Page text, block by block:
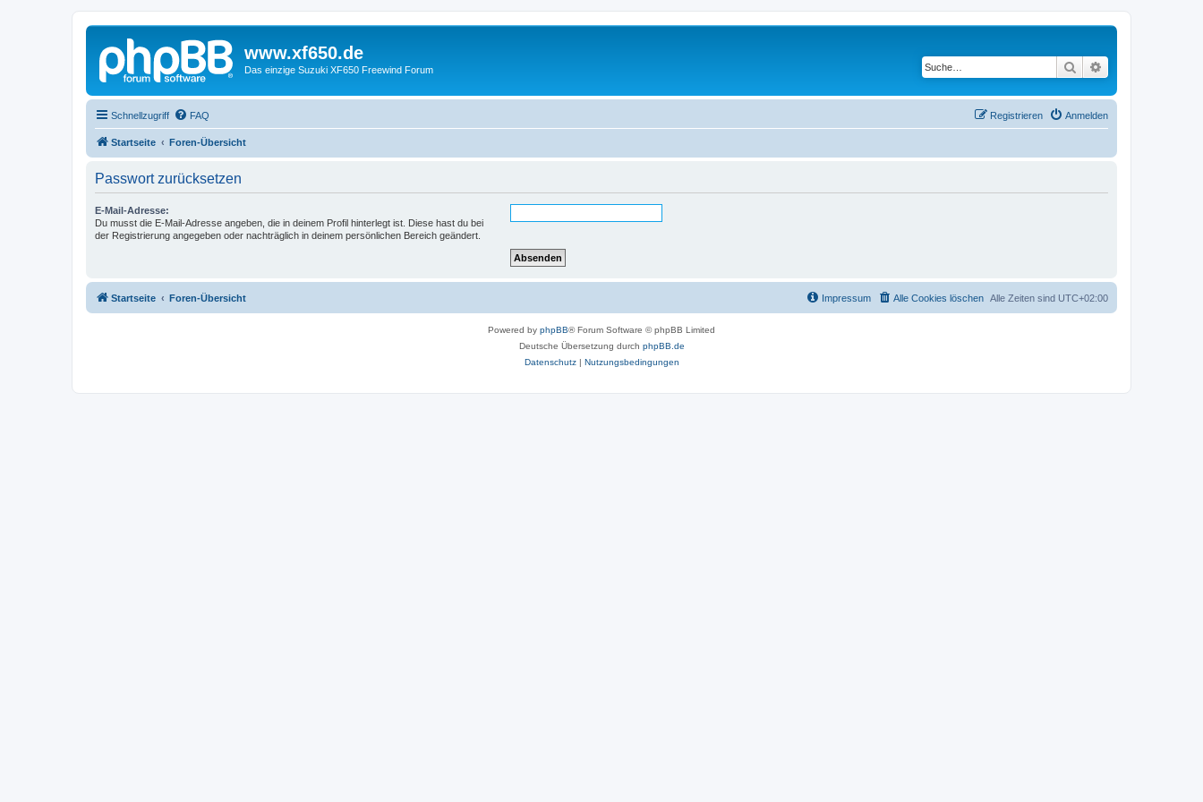
www.xf650.de
Das einzige Suzuki XF650 Freewind Forum Suche
Schnellzugriff FAQ Anmelden
Registrieren
Startseite Foren-Übersicht
Passwort zurücksetzen
E-Mail-Adresse:
Du musst die E-Mail-Adresse angeben, die in deinem Profil hinterlegt ist. Diese hast du bei
der Registrierung angegeben oder nachträglich in deinem persönlichen Bereich geändert.
Startseite Foren-Übersicht Alle Zeiten sind UTC+02:00
Alle Cookies löschen
Impressum
Powered by phpBB® Forum Software © phpBB Limited
Deutsche Übersetzung durch phpBB.de
Datenschutz| Nutzungsbedingungen